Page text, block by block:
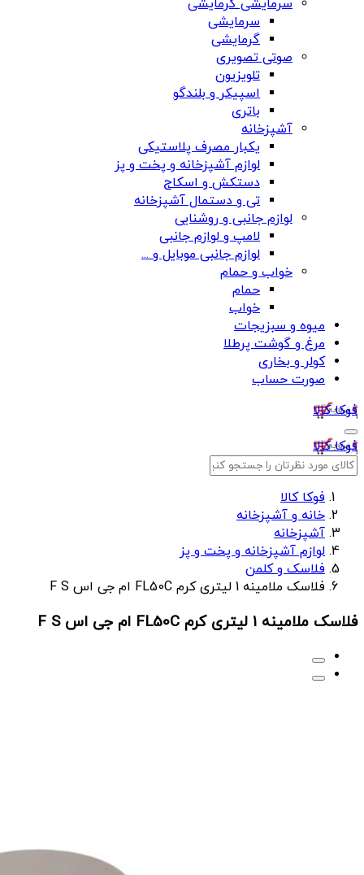
سرمایشی گرمایشی
سرمایشی
گرمایشی
صوتی تصویری
تلویزیون
اسپیکر و بلندگو
باتری
آشپزخانه
یکبار مصرف پلاستیکی
لوازم آشپزخانه و پخت و پز
دستکش و اسکاج
تی و دستمال آشپزخانه
لوازم جانبی و روشنایی
لامپ و لوازم جانبی
لوازم جانبی موبایل و ...
خواب و حمام
حمام
خواب
میوه و سبزیجات
مرغ و گوشت پرطلا
کولر و بخاری
صورت حساب
فوکا کالا
فوکا کالا
فوکا کالا
خانه و آشپزخانه
آشپزخانه
لوازم آشپزخانه و پخت و پز
فلاسک و کلمن
فلاسک ملامینه 1 لیتری کرم FL50C ام جی اس F S
فلاسک ملامینه 1 لیتری کرم FL50C ام جی اس F S